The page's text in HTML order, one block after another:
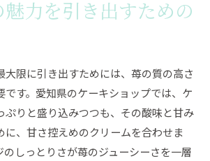
力を引き出すための
大限に引き出すためには、苺の質の高さ
です。愛知県のケーキショップでは、ケ
ぷりと盛り込みつつも、その酸味と甘み
に、甘さ控えめのクリームを合わせま
のしっとりさが苺のジューシーさを一層